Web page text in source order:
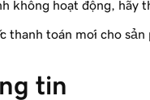
không hoạt động, hãy
thanh toán mới cho sản
tin